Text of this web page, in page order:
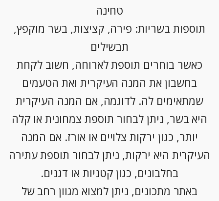
טחינה
תוספות בשריות: פירה, קציצות, בשר מוקפץ,
תבשילים
כאשר בוחרים תוספת לארוחה, חשוב לקחת
בחשבון את המנה העיקרית ואת הטעמים
שמתאימים לה. לדוגמה, אם המנה העיקרית
היא בשר, ניתן לבחור תוספת צמחונית או קלה
יותר, כגון ירקות צלויים או אורז. אם המנה
העיקרית היא ירקות, ניתן לבחור תוספת עתירה
בחלבונים, כגון קטניות או דגנים.
באתר מתכונים, ניתן למצוא מגוון רחב של